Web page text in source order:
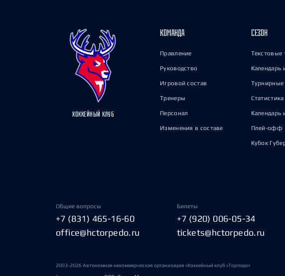
ХОККЕЙНЫЙ КЛУБ
КОМАНДА
Правление
Руководство
Игровой состав
Тренеры
Персонал
Изменения в составе
СЕЗОН
Текстовые
Календарь
Календарь
Плей-офф
Кубок
Общие вопросы
+7 (831) 465-16-60
office@hctorpedo.ru
Билеты
+7 (920) 006-05-34
tickets@hctorpedo.ru
2003-2026 Автономная некоммерческая организация «Хоккейный клуб «Торпедо»